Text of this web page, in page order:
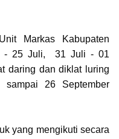
Markas Kabupaten
- 25 Juli, 31 Juli - 01
daring dan diklat luring
26 September
yang mengikuti secara